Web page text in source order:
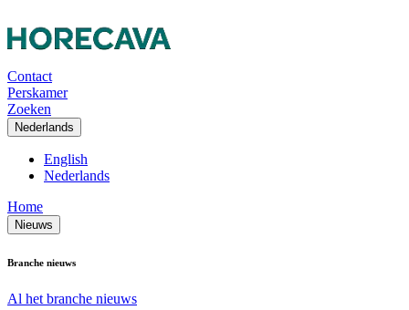
Contact
Perskamer
Zoeken
Nederlands
English
Nederlands
Home
Nieuws
Branche nieuws
Al het branche nieuws